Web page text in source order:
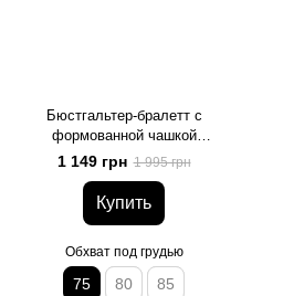
Бюстгальтер-бралетт с
формованной чашкой
LingaDore 6611TB, черный, 75,
1 149 грн 1 995 грн
Купить
Обхват под грудью
75 80 85